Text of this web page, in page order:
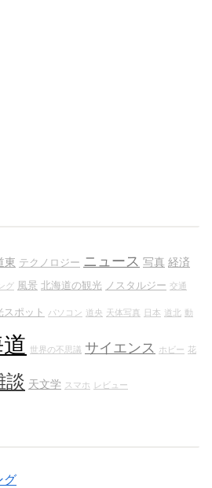
東 テクノロジー ニュース 写真 経済
グ 風景 北海道の観光 ノスタルジー 交通
スポット パソコン 道央 天体写真 日本 道北 動
世界の不思議 サイエンス ホビー 花
談 天文学 スマホ レビュー
グ